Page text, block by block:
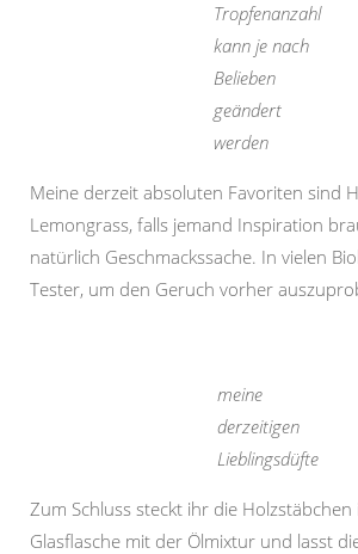
Tropfenanzahl
kann je nach
Belieben
geändert
werden
Meine derzeit absoluten Favoriten sind
Lemongrass, falls jemand Inspiration
natürlich Geschmackssache. In vielen
Tester, um den Geruch vorher
meine
derzeitigen
Lieblingsdüfte
Zum Schluss steckt ihr die
Glasflasche mit der Ölmixtur und lasst